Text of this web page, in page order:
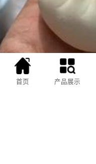
搞清你用的是哪种
间 → 套用正确的配方配
首页 产品展示